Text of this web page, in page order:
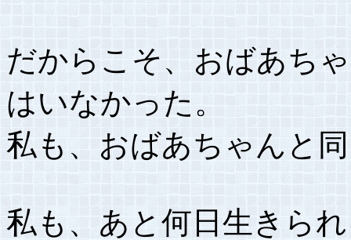
だからこそ、おばあち
はいなかった。
私も、おばあちゃんと
私も、あと何日生きら